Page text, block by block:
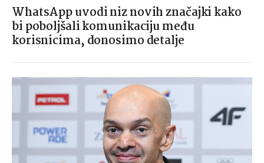
WhatsApp uvodi niz novih značajki kako
bi poboljšali komunikaciju među
korisnicima, donosimo detalje